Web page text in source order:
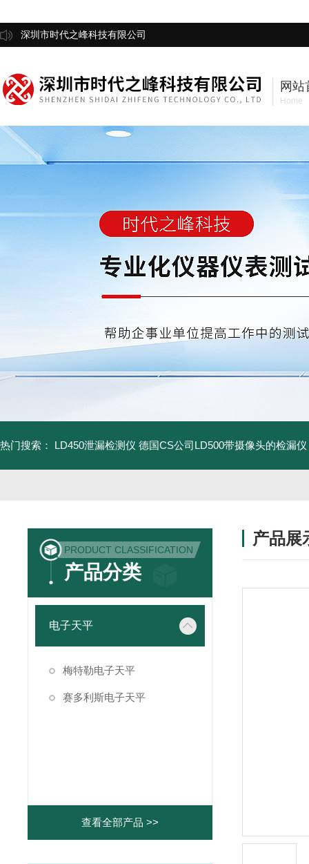
深圳市时代之峰科技有限公司
网站
Home
热门搜索： LD450泄漏检测仪 德国CS公司LD500带摄像头的检漏仪
PRODUCT CLASSIFICATION
产品分类
电子天平
梅特勒电子天平
赛多利斯电子天平
查看全部产品 >>
产品展